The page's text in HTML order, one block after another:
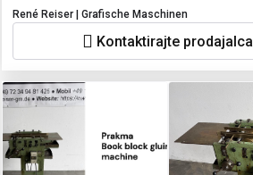
René Reiser | Grafische Maschinen
Kontaktirajte prodajalca